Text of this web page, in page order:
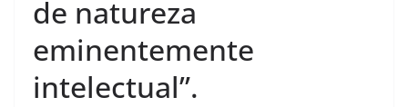
de natureza
eminentemente
intelectual”.